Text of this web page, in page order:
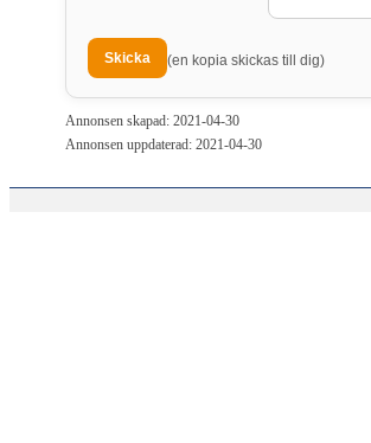
(en kopia skickas till dig)
Annonsen skapad: 2021-04-30
Annonsen uppdaterad: 2021-04-30